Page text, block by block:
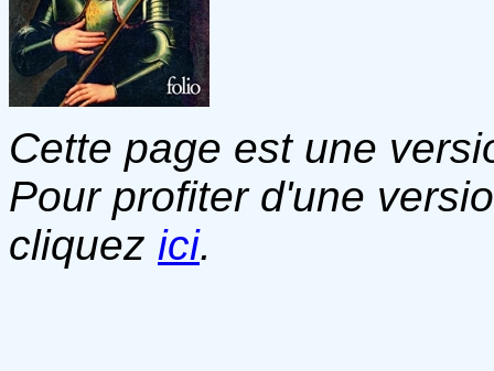
Cette page est une
Pour profiter d'une
cliquez ici.